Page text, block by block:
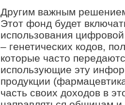
Другим важным
Этот фонд будет
использования
– генетических кодов,
которые часто
использующие эту
продукции
часть своих доходов в